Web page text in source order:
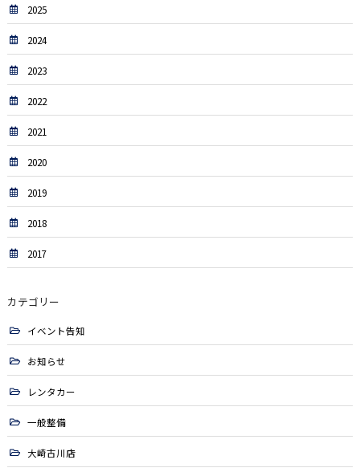
2025
2024
2023
2022
2021
2020
2019
2018
2017
カテゴリー
イベント告知
お知らせ
レンタカー
一般整備
大崎古川店